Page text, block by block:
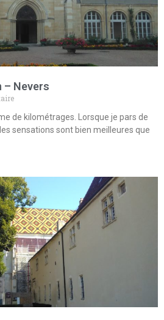
– Nevers
de kilométrages. Lorsque je pars de
sensations sont bien meilleures que